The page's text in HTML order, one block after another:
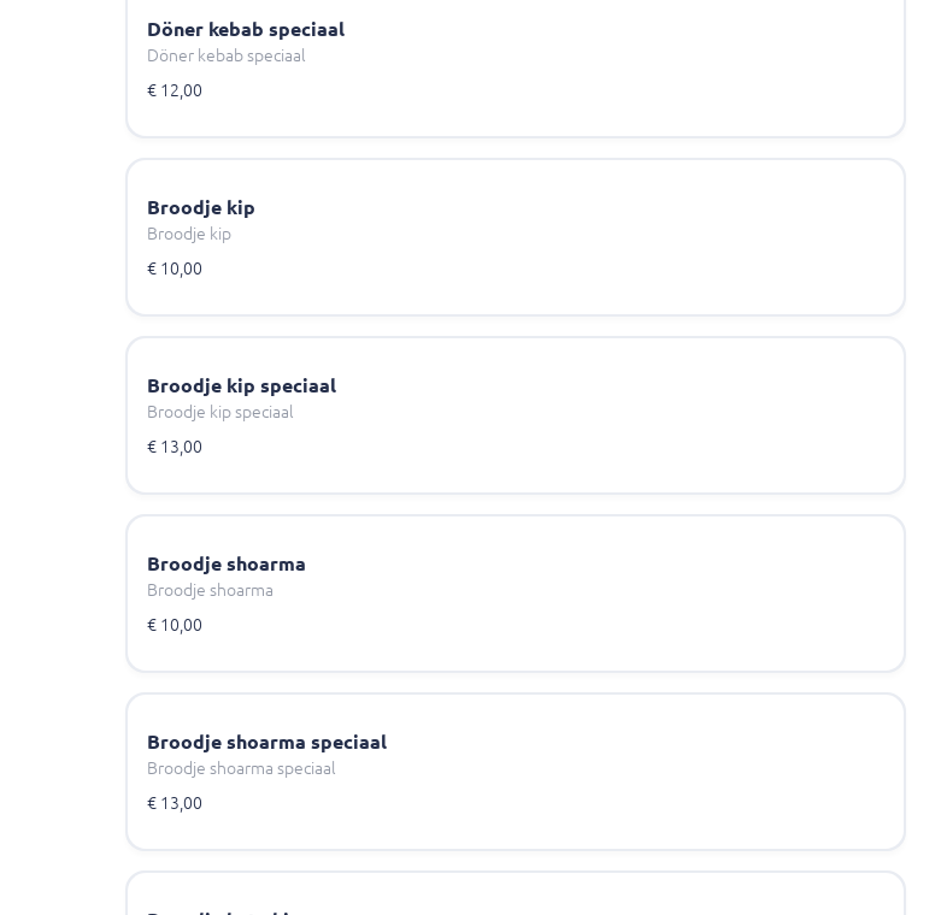
Döner kebab speciaal
Döner kebab speciaal
€ 12,00
Broodje kip
Broodje kip
€ 10,00
Broodje kip speciaal
Broodje kip speciaal
€ 13,00
Broodje shoarma
Broodje shoarma
€ 10,00
Broodje shoarma speciaal
Broodje shoarma speciaal
€ 13,00